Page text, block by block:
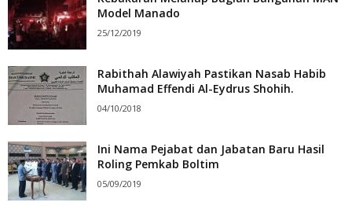
Model Manado
25/12/2019
Rabithah Alawiyah Pastikan Nasab Habib
Muhamad Effendi Al-Eydrus Shohih.
04/10/2018
Ini Nama Pejabat dan Jabatan Baru Hasil
Roling Pemkab Boltim
05/09/2019